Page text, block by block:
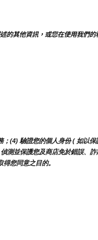
的其他資訊，或您在使用我們
(4) 驗證您的個人身份 ( 如以
測並保護您及商店免於錯誤、
您同意之目的。